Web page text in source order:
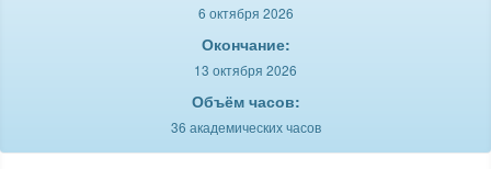
6 октября 2026
Окончание:
13 октября 2026
Объём часов:
36 академических часов